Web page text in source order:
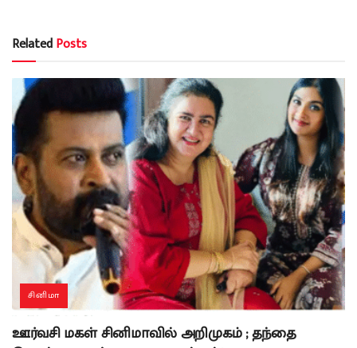
RelatedPosts
சினிமா
ஊர்வசி மகள் சினிமாவில் அறிமுகம் ; தந்தை